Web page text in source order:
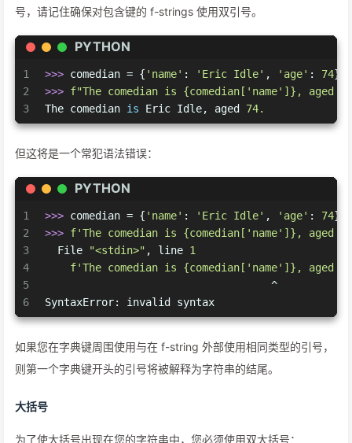
号，请记住确保对包含键的 f-strings 使用双引号。
PYTHON
1
2
3
>>> comedian = { 'name' : 'Eric Idle' , 'age' : 74}
>>> f"The comedian is {comedian[ 'name' ]} , aged
The comedian is Eric Idle, aged 74.
但这将是一个常犯语法错误：
PYTHON
1
2
3
4
5
6
>>> comedian = { 'name' : 'Eric Idle' , 'age' : 74}
>>> f'The comedian is {comedian[ 'name' ]} , aged
  File
"<stdin>" , line 1
f'The comedian is {comedian[ 'name' ]} , aged
                                    ^
SyntaxError: invalid syntax
如果您在字典键周围使用与在 f-string 外部使用相同类型的引号，
则第一个字典键开头的引号将被解释为字符串的结尾。
大括号
为了使大括号出现在您的字符串中，您必须使用双大括号：